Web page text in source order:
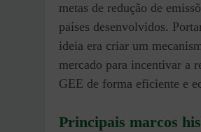
metas de redução de
países desenvolvidos.
ideia era criar um
mercado para incentivar a
GEE de forma eficiente e
Principais marcos